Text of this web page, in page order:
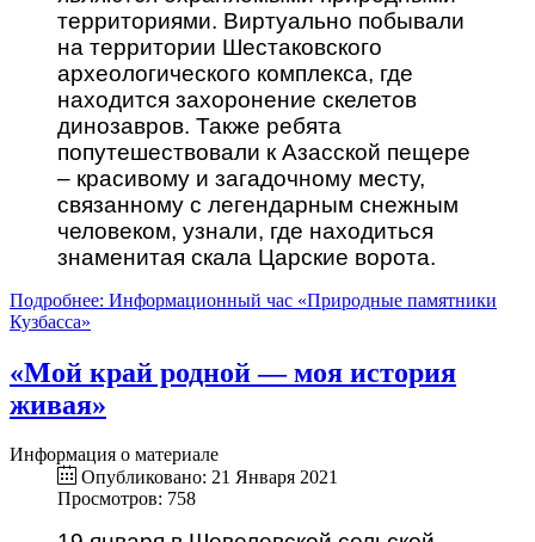
территориями. Виртуально побывали
на территории Шестаковского
археологического комплекса, где
находится захоронение скелетов
динозавров. Также ребята
попутешествовали к Азасской пещере
– красивому и загадочному месту,
связанному с легендарным снежным
человеком, узнали, где находиться
знаменитая скала Царские ворота.
Подробнее: Информационный час «Природные памятники
Кузбасса»
«Мой край родной — моя история
живая»
Информация о материале
Опубликовано: 21 Января 2021
Просмотров: 758